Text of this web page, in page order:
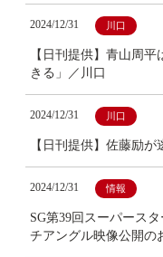
2024/12/31 川口
【日刊提供】青山周
きる」／川口
2024/12/31 川口
【日刊提供】佐藤励
2024/12/31 情報
SG第39回スーパース
チアングル映像公開の